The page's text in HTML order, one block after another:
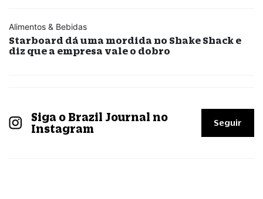
Alimentos & Bebidas
Starboard dá uma mordida no Shake Shack e
diz que a empresa vale o dobro
Siga o Brazil Journal no
Instagram
Seguir